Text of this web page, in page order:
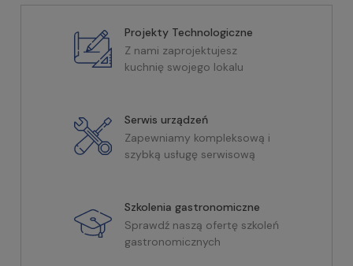
Projekty Technologiczne
Z nami zaprojektujesz
kuchnię swojego lokalu
Serwis urządzeń
Zapewniamy kompleksową i
szybką usługę serwisową
Szkolenia gastronomiczne
Sprawdź naszą ofertę szkoleń
gastronomicznych